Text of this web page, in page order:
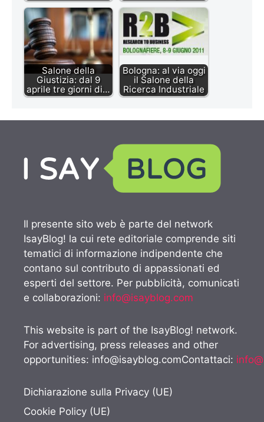
Salone della
Giustizia: dal 9
aprile tre giorni di…
Bologna: al via oggi
il Salone della
Ricerca Industriale
Il presente sito web è parte del network
IsayBlog! la cui rete editoriale comprende siti
tematici di informazione indipendente che
contano sul contributo di appassionati ed
esperti del settore. Per pubblicità, comunicati
e collaborazioni: info@isayblog.com
This website is part of the IsayBlog! network.
For advertising, press releases and other
opportunities: info@isayblog.comContattaci:
Dichiarazione sulla Privacy (UE)
Cookie Policy (UE)